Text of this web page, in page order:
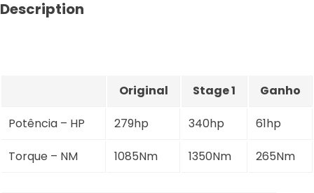
Description
Original Stage 1 Ganho
Potência – HP 279hp 340hp 61hp
Torque – NM 1085Nm 1350Nm 265Nm